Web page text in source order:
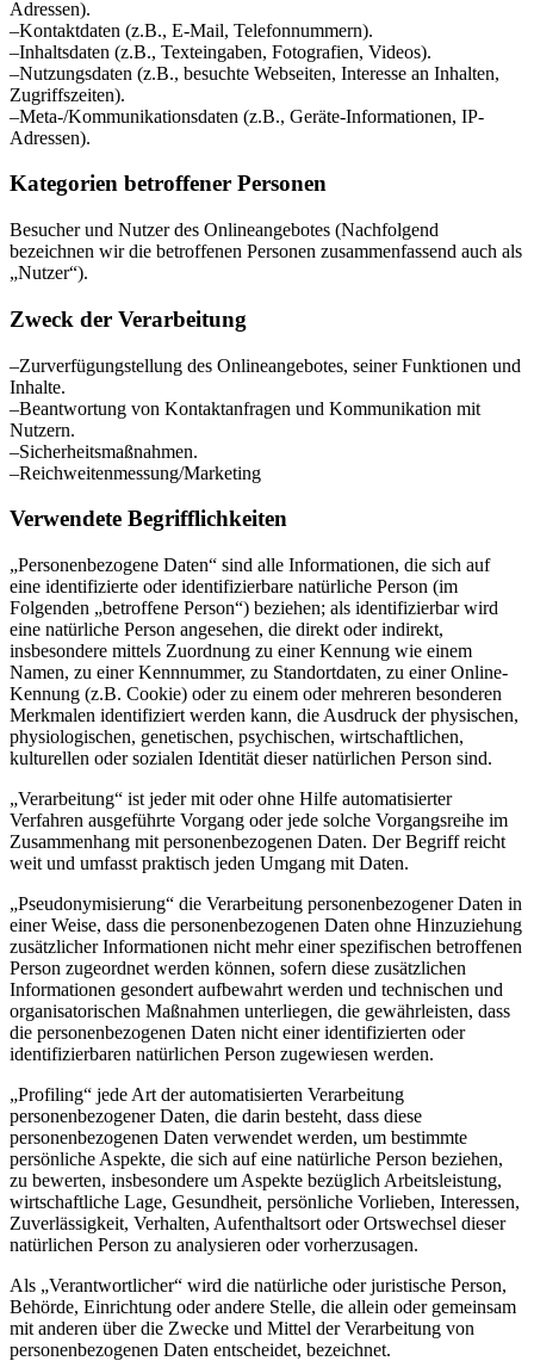
Adressen).
–Kontaktdaten (z.B., E-Mail, Telefonnummern).
–Inhaltsdaten (z.B., Texteingaben, Fotografien, Videos).
–Nutzungsdaten (z.B., besuchte Webseiten, Interesse an Inhalten,
Zugriffszeiten).
–Meta-/Kommunikationsdaten (z.B., Geräte-Informationen, IP-
Adressen).
Kategorien betroffener Personen
Besucher und Nutzer des Onlineangebotes (Nachfolgend
bezeichnen wir die betroffenen Personen zusammenfassend auch als
„Nutzer“).
Zweck der Verarbeitung
–Zurverfügungstellung des Onlineangebotes, seiner Funktionen und
Inhalte.
–Beantwortung von Kontaktanfragen und Kommunikation mit
Nutzern.
–Sicherheitsmaßnahmen.
–Reichweitenmessung/Marketing
Verwendete Begrifflichkeiten
„Personenbezogene Daten“ sind alle Informationen, die sich auf
eine identifizierte oder identifizierbare natürliche Person (im
Folgenden „betroffene Person“) beziehen; als identifizierbar wird
eine natürliche Person angesehen, die direkt oder indirekt,
insbesondere mittels Zuordnung zu einer Kennung wie einem
Namen, zu einer Kennnummer, zu Standortdaten, zu einer Online-
Kennung (z.B. Cookie) oder zu einem oder mehreren besonderen
Merkmalen identifiziert werden kann, die Ausdruck der physischen,
physiologischen, genetischen, psychischen, wirtschaftlichen,
kulturellen oder sozialen Identität dieser natürlichen Person sind.
„Verarbeitung“ ist jeder mit oder ohne Hilfe automatisierter
Verfahren ausgeführte Vorgang oder jede solche Vorgangsreihe im
Zusammenhang mit personenbezogenen Daten. Der Begriff reicht
weit und umfasst praktisch jeden Umgang mit Daten.
„Pseudonymisierung“ die Verarbeitung personenbezogener Daten in
einer Weise, dass die personenbezogenen Daten ohne Hinzuziehung
zusätzlicher Informationen nicht mehr einer spezifischen betroffenen
Person zugeordnet werden können, sofern diese zusätzlichen
Informationen gesondert aufbewahrt werden und technischen und
organisatorischen Maßnahmen unterliegen, die gewährleisten, dass
die personenbezogenen Daten nicht einer identifizierten oder
identifizierbaren natürlichen Person zugewiesen werden.
„Profiling“ jede Art der automatisierten Verarbeitung
personenbezogener Daten, die darin besteht, dass diese
personenbezogenen Daten verwendet werden, um bestimmte
persönliche Aspekte, die sich auf eine natürliche Person beziehen,
zu bewerten, insbesondere um Aspekte bezüglich Arbeitsleistung,
wirtschaftliche Lage, Gesundheit, persönliche Vorlieben, Interessen,
Zuverlässigkeit, Verhalten, Aufenthaltsort oder Ortswechsel dieser
natürlichen Person zu analysieren oder vorherzusagen.
Als „Verantwortlicher“ wird die natürliche oder juristische Person,
Behörde, Einrichtung oder andere Stelle, die allein oder gemeinsam
mit anderen über die Zwecke und Mittel der Verarbeitung von
personenbezogenen Daten entscheidet, bezeichnet.